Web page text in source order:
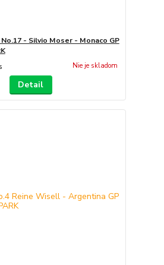
No.17 - Silvio Moser - Monaco GP
Nie je skladom
Detail